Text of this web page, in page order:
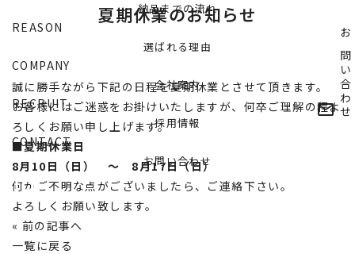
納品までの流れ
REASON
選ばれる理由
COMPANY
会社案内
RECRUIT
採用情報
CONTACT
お問い合わせ
夏期休業のお知らせ
誠に勝手ながら下記の日程を夏期休業とさせて頂きます。
お客様にはご迷惑をお掛けいたしますが、何卒ご理解の程よ
ろしくお願い申し上げます。
■夏期休業日
8月10日（日） ～ 8月17日（日）
何かご不明な点がございましたら、ご連絡下さい。
よろしくお願い致します。
« 前の記事へ
一覧に戻る
mail_outline お問い合わせ